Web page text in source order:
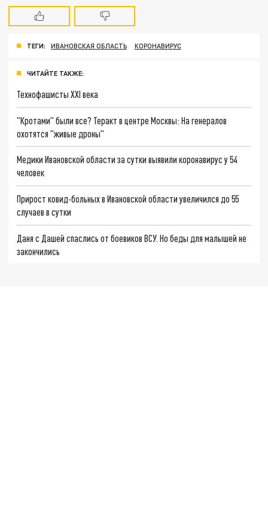
ТЕГИ: ИВАНОВСКАЯ ОБЛАСТЬ КОРОНАВИРУС
ЧИТАЙТЕ ТАКЖЕ:
Технофашисты XXI века
"Кротами" были все? Теракт в центре Москвы: На генералов
охотятся "живые дроны"
Медики Ивановской области за сутки выявили коронавирус у 54
человек
Прирост ковид-больных в Ивановской области увеличился до 55
случаев в сутки
Даня с Дашей спаслись от боевиков ВСУ. Но беды для малышей не
закончились